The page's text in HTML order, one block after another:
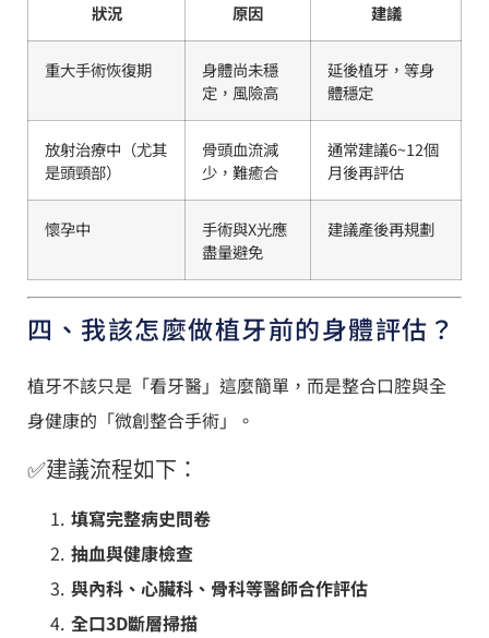
狀況 原因 建議
重大手術恢復期
身體尚未穩
定，風險高
延後植牙，等身
體穩定
放射治療中（尤其
是頭頸部）
骨頭血流減
少，難癒合
通常建議6~12個
月後再評估
懷孕中
手術與X光應
盡量避免
建議產後再規劃
四、我該怎麼做植牙前的身體評估？
植牙不該只是「看牙醫」這麼簡單，而是整合口腔與全
身健康的「微創整合手術」。
✅建議流程如下：
填寫完整病史問卷
抽血與健康檢查
與內科、心臟科、骨科等醫師合作評估
全口3D斷層掃描